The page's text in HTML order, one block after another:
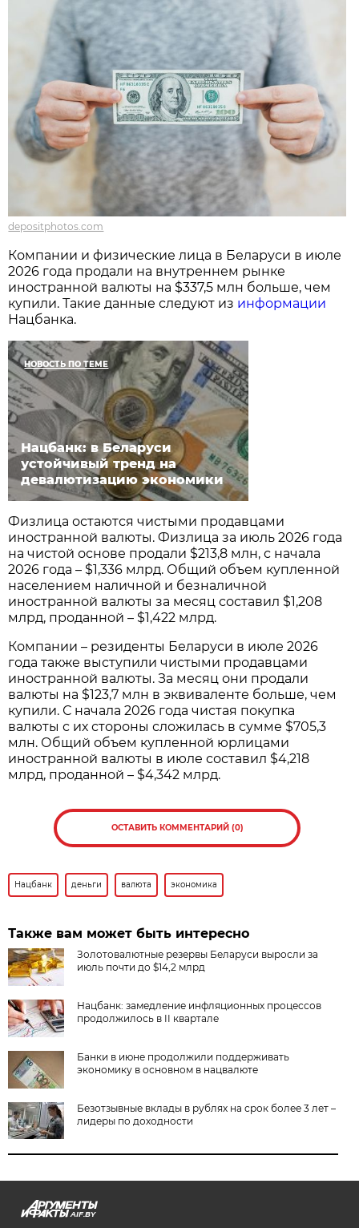
depositphotos.com
Компании и физические лица в Беларуси в июле
2026 года продали на внутреннем рынке
иностранной валюты на $337,5 млн больше, чем
купили. Такие данные следуют из информации
Нацбанка.
НОВОСТЬ ПО ТЕМЕ
Нацбанк: в Беларуси
устойчивый тренд на
девалютизацию экономики
Физлица остаются чистыми продавцами
иностранной валюты. Физлица за июль 2026 года
на чистой основе продали $213,8 млн, с начала
2026 года – $1,336 млрд. Общий объем купленной
населением наличной и безналичной
иностранной валюты за месяц составил $1,208
млрд, проданной – $1,422 млрд.
Компании – резиденты Беларуси в июле 2026
года также выступили чистыми продавцами
иностранной валюты. За месяц они продали
валюты на $123,7 млн в эквиваленте больше, чем
купили. С начала 2026 года чистая покупка
валюты с их стороны сложилась в сумме $705,3
млн. Общий объем купленной юрлицами
иностранной валюты в июле составил $4,218
млрд, проданной – $4,342 млрд.
ОСТАВИТЬ КОММЕНТАРИЙ (0)
Нацбанк деньги валюта экономика
Также вам может быть интересно
Золотовалютные резервы Беларуси выросли за
июль почти до $14,2 млрд
Нацбанк: замедление инфляционных процессов
продолжилось в II квартале
Банки в июне продолжили поддерживать
экономику в основном в нацвалюте
Безотзывные вклады в рублях на срок более 3 лет –
лидеры по доходности
AIF.BY